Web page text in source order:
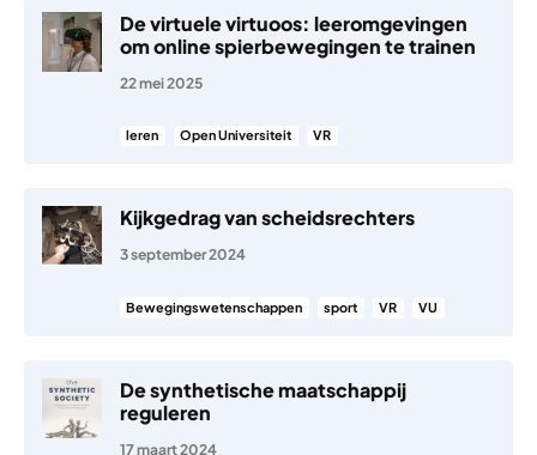
De virtuele virtuoos: leeromgevingen
om online spierbewegingen te trainen
22 mei 2025
leren Open Universiteit VR
Kijkgedrag van scheidsrechters
3 september 2024
Bewegingswetenschappen sport VR VU
De synthetische maatschappij
reguleren
17 maart 2024